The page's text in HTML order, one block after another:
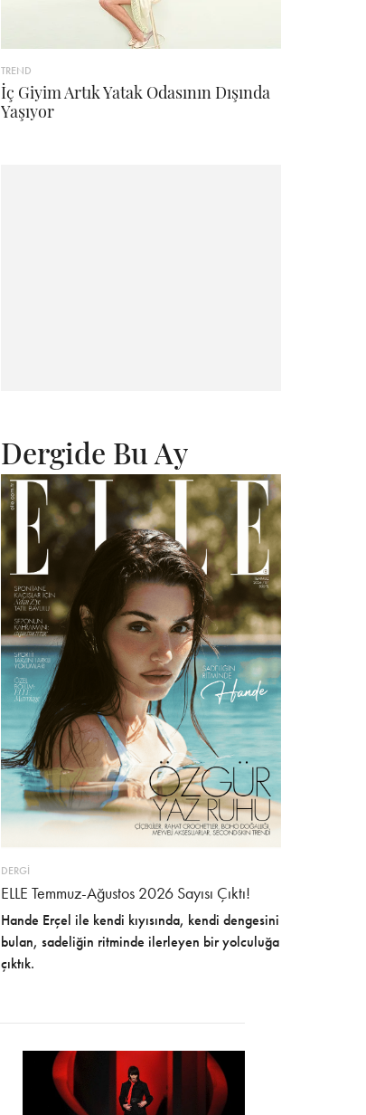
TREND
İç Giyim Artık Yatak Odasının Dışında
Yaşıyor
Dergide Bu Ay
DERGİ
ELLE Temmuz-Ağustos 2026 Sayısı Çıktı!
Hande Erçel ile kendi kıyısında, kendi dengesini
bulan, sadeliğin ritminde ilerleyen bir yolculuğa
çıktık.